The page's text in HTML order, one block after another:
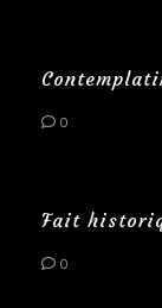
0
Fait
0